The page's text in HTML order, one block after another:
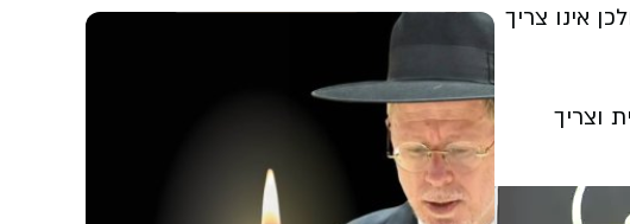
אינו צריך
וצריך